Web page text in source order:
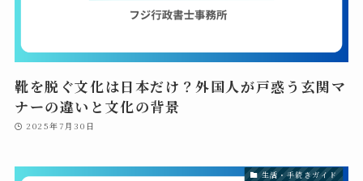
靴を脱ぐ文化は日本だけ？外国人が戸惑う玄関マ
ナーの違いと文化の背景
2025年7月30日
生活・手続きガイド